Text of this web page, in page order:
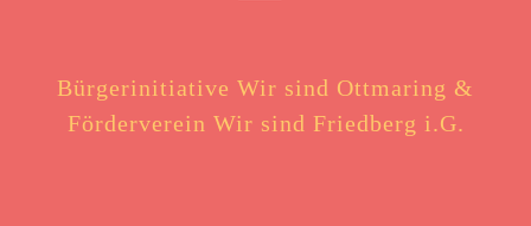
Bürgerinitiative Wir sind Ottmaring &
Förderverein Wir sind Friedberg i.G.